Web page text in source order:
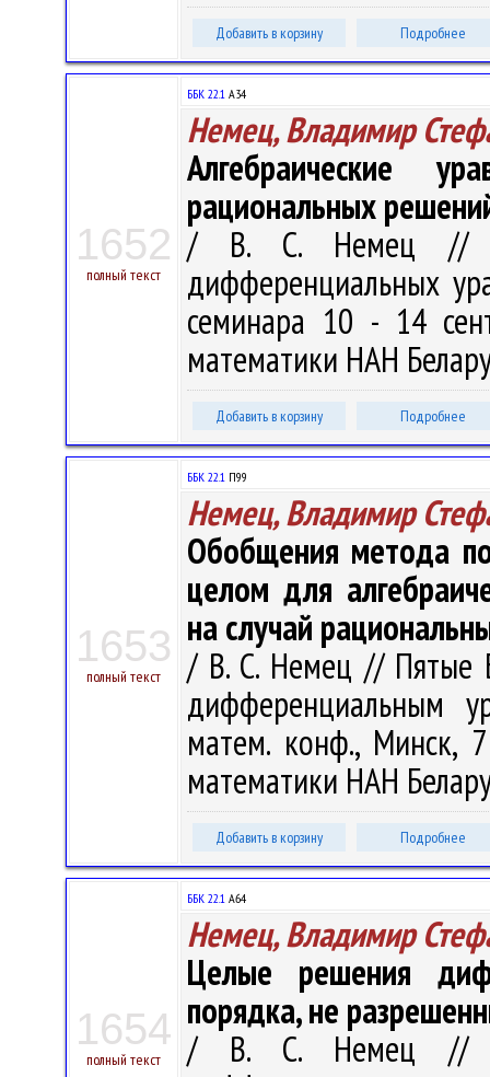
Добавить в корзину Подробнее
1652
полный текст
ББК 22.1 А34
Немец, Владимир
Алгебраические
рациональных
/ В. С. Немец //
дифференциальных
семинара 10 - 14
математики НАН
Добавить в корзину Подробнее
1653
полный текст
ББК 22.1 П99
Немец, Владимир
Обобщения метода
целом для
на случай
/ В. С. Немец // Пятые
дифференциальным
матем. конф., Минск,
математики НАН
Добавить в корзину Подробнее
1654
полный текст
ББК 22.1 А64
Немец, Владимир
Целые решения
порядка, не
/ В. С. Немец //